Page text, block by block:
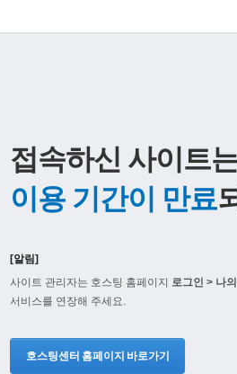
접속하신 사이트
이용 기간이 만료
[알림]
사이트 관리자는 호스팅 홈페이지 로그인 > 나
서비스를 연장해 주세요.
호스팅센터 홈페이지 바로가기